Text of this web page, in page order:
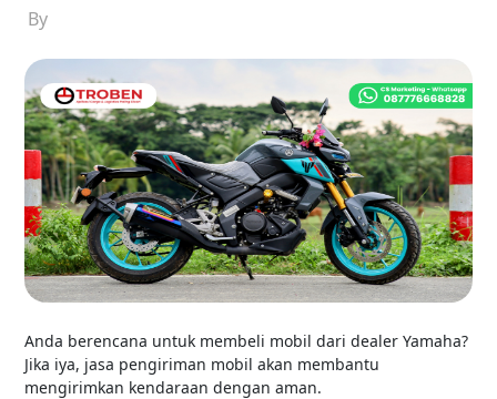
By
Anda berencana untuk membeli mobil dari dealer Yamaha?
Jika iya, jasa pengiriman mobil akan membantu
mengirimkan kendaraan dengan aman.